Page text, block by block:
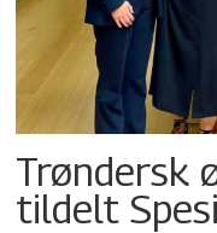
Trøndersk
tildelt